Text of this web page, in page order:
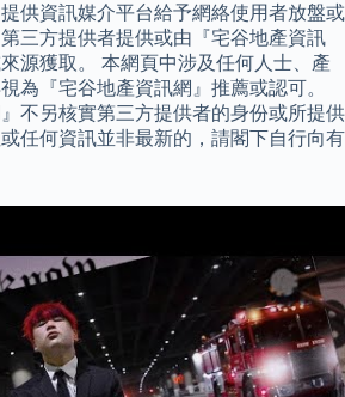
提供資訊媒介平台給予網絡使用者放盤或
三方提供者提供或由『宅谷地產資訊
源獲取。 本網頁中涉及任何人士、產
為『宅谷地產資訊網』推薦或認可。
不另核實第三方提供者的身份或所提供
任何資訊並非最新的，請閣下自行向有